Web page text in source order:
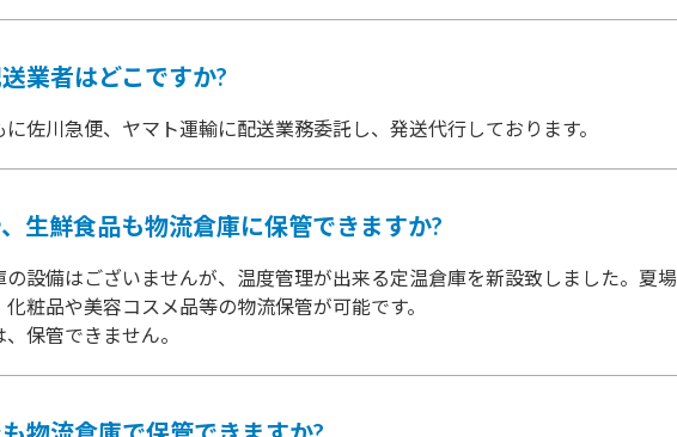
業者はどこですか?
佐川急便、ヤマト運輸に配送業務委託し、発送代行しております。
生鮮食品も物流倉庫に保管できますか?
の設備はございませんが、温度管理が出来る定温倉庫を新設致しました。夏場
粧品や美容コスメ品等の物流保管が可能です。
保管できません。